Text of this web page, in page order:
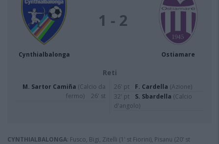
Cynthialbalonga
1 - 2
Ostiamare
Reti
M. Sartor Camiña (Calcio da
fermo)
26' st
26' pt F. Cardella (Azione)
32' pt
S. Sbardella (Calcio
d'angolo)
CYNTHIALBALONGA: Fusco, Bigi, Zitelli (1’ st Fiorini), Pisanu (20’ st